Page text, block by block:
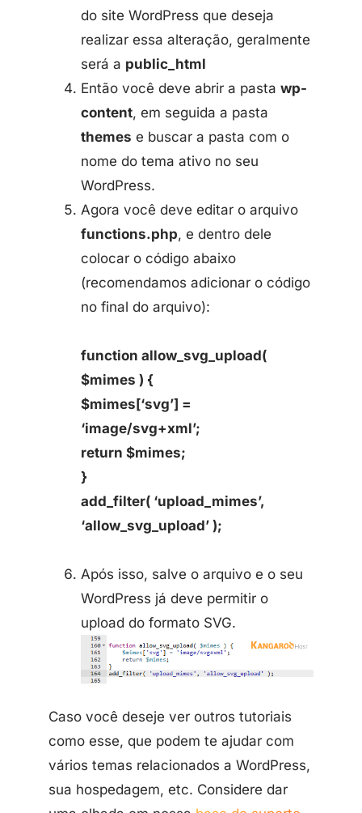
do site WordPress que deseja
realizar essa alteração, geralmente
será a public_html
Então você deve abrir a pasta wp-
content, em seguida a pasta
themes e buscar a pasta com o
nome do tema ativo no seu
WordPress.
Agora você deve editar o arquivo
functions.php, e dentro dele
colocar o código abaixo
(recomendamos adicionar o código
no final do arquivo):
function allow_svg_upload(
$mimes ) {
$mimes[‘svg’] =
‘image/svg+xml’;
return $mimes;
}
add_filter( ‘upload_mimes’,
‘allow_svg_upload’ );
Após isso, salve o arquivo e o seu
WordPress já deve permitir o
upload do formato SVG.
Caso você deseje ver outros tutoriais
como esse, que podem te ajudar com
vários temas relacionados a WordPress,
sua hospedagem, etc. Considere dar